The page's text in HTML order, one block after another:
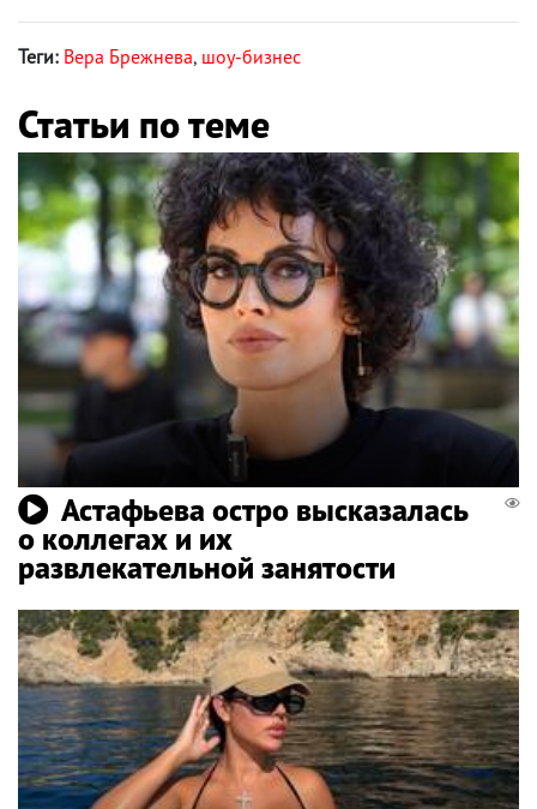
Теги: Вера Брежнева, шоу-бизнес
Статьи по теме
Астафьева остро высказалась
о коллегах и их
развлекательной занятости